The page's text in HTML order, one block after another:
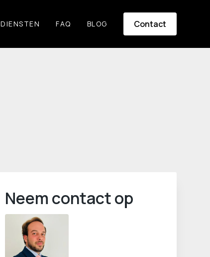
DIENSTEN FAQ BLOG Contact
Neem contact op